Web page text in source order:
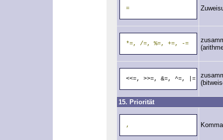
=
*=, /=, %=, +=, -=
<<=, >>=, &=, ^=, |=
15. Priorität
,